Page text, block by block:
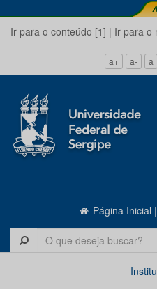
Ir para o conteúdo [1] | Ir para o
a+ a- a
Página Inicial |